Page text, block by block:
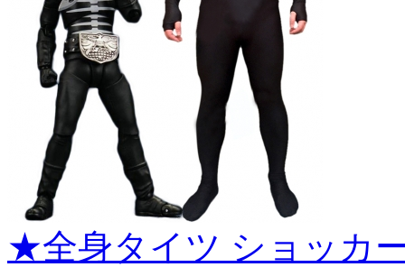
★全身タイツ ショッカ